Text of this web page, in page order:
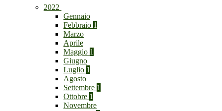
2022
Gennaio
Febbraio 1
Marzo
Aprile
Maggio 1
Giugno
Luglio 1
Agosto
Settembre 1
Ottobre 1
Novembre